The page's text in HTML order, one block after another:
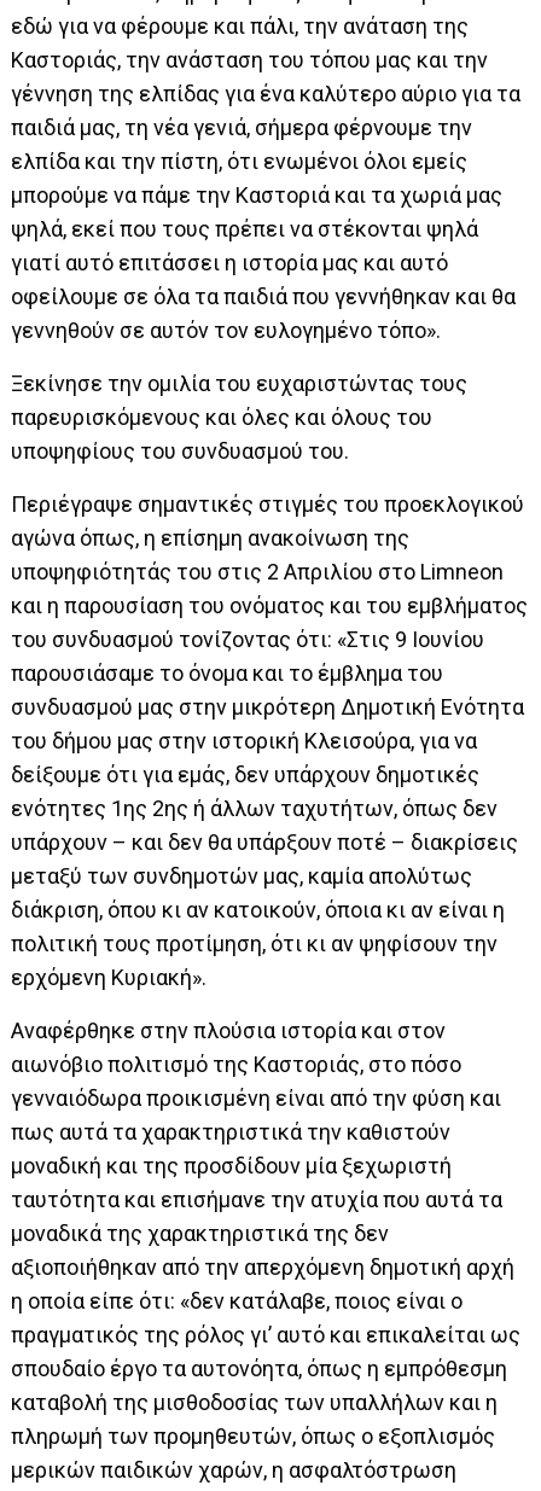
εδώ για να φέρουμε και πάλι, την ανάταση της
Καστοριάς, την ανάσταση του τόπου μας και την
γέννηση της ελπίδας για ένα καλύτερο αύριο για τα
παιδιά μας, τη νέα γενιά, σήμερα φέρνουμε την
ελπίδα και την πίστη, ότι ενωμένοι όλοι εμείς
μπορούμε να πάμε την Καστοριά και τα χωριά μας
ψηλά, εκεί που τους πρέπει να στέκονται ψηλά
γιατί αυτό επιτάσσει η ιστορία μας και αυτό
οφείλουμε σε όλα τα παιδιά που γεννήθηκαν και θα
γεννηθούν σε αυτόν τον ευλογημένο τόπο».
Ξεκίνησε την ομιλία του ευχαριστώντας τους
παρευρισκόμενους και όλες και όλους του
υποψηφίους του συνδυασμού του.
Περιέγραψε σημαντικές στιγμές του προεκλογικού
αγώνα όπως, η επίσημη ανακοίνωση της
υποψηφιότητάς του στις 2 Απριλίου στο Limneon
και η παρουσίαση του ονόματος και του εμβλήματος
του συνδυασμού τονίζοντας ότι: «Στις 9 Ιουνίου
παρουσιάσαμε το όνομα και το έμβλημα του
συνδυασμού μας στην μικρότερη Δημοτική Ενότητα
του δήμου μας στην ιστορική Κλεισούρα, για να
δείξουμε ότι για εμάς, δεν υπάρχουν δημοτικές
ενότητες 1ης 2ης ή άλλων ταχυτήτων, όπως δεν
υπάρχουν – και δεν θα υπάρξουν ποτέ – διακρίσεις
μεταξύ των συνδημοτών μας, καμία απολύτως
διάκριση, όπου κι αν κατοικούν, όποια κι αν είναι η
πολιτική τους προτίμηση, ότι κι αν ψηφίσουν την
ερχόμενη Κυριακή».
Αναφέρθηκε στην πλούσια ιστορία και στον
αιωνόβιο πολιτισμό της Καστοριάς, στο πόσο
γενναιόδωρα προικισμένη είναι από την φύση και
πως αυτά τα χαρακτηριστικά την καθιστούν
μοναδική και της προσδίδουν μία ξεχωριστή
ταυτότητα και επισήμανε την ατυχία που αυτά τα
μοναδικά της χαρακτηριστικά της δεν
αξιοποιήθηκαν από την απερχόμενη δημοτική αρχή
η οποία είπε ότι: «δεν κατάλαβε, ποιος είναι ο
πραγματικός της ρόλος γι’ αυτό και επικαλείται ως
σπουδαίο έργο τα αυτονόητα, όπως η εμπρόθεσμη
καταβολή της μισθοδοσίας των υπαλλήλων και η
πληρωμή των προμηθευτών, όπως ο εξοπλισμός
μερικών παιδικών χαρών, η ασφαλτόστρωση